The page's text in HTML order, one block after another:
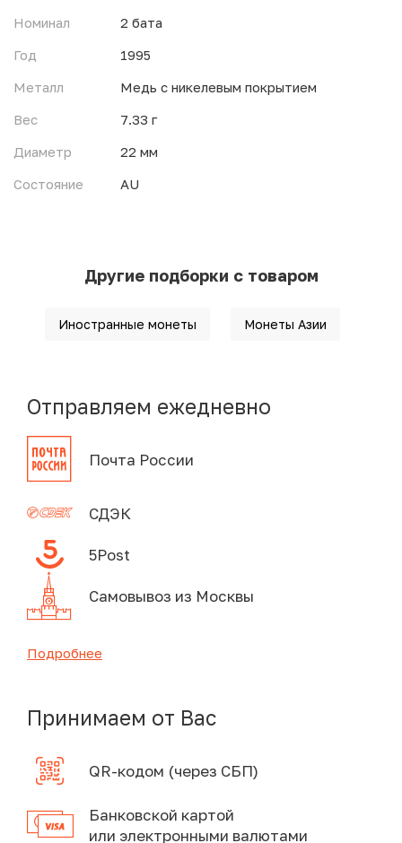
Номинал
2 бата
Год
1995
Металл
Медь с никелевым покрытием
Вес
7.33 г
Диаметр
22 мм
Состояние
AU
Другие подборки с товаром
Иностранные монеты Монеты Азии
Отправляем ежедневно
Почта России
СДЭК
5Post
Самовывоз из Москвы
Подробнее
Принимаем от Вас
QR-кодом (через СБП)
Банковской картой
или электронными валютами